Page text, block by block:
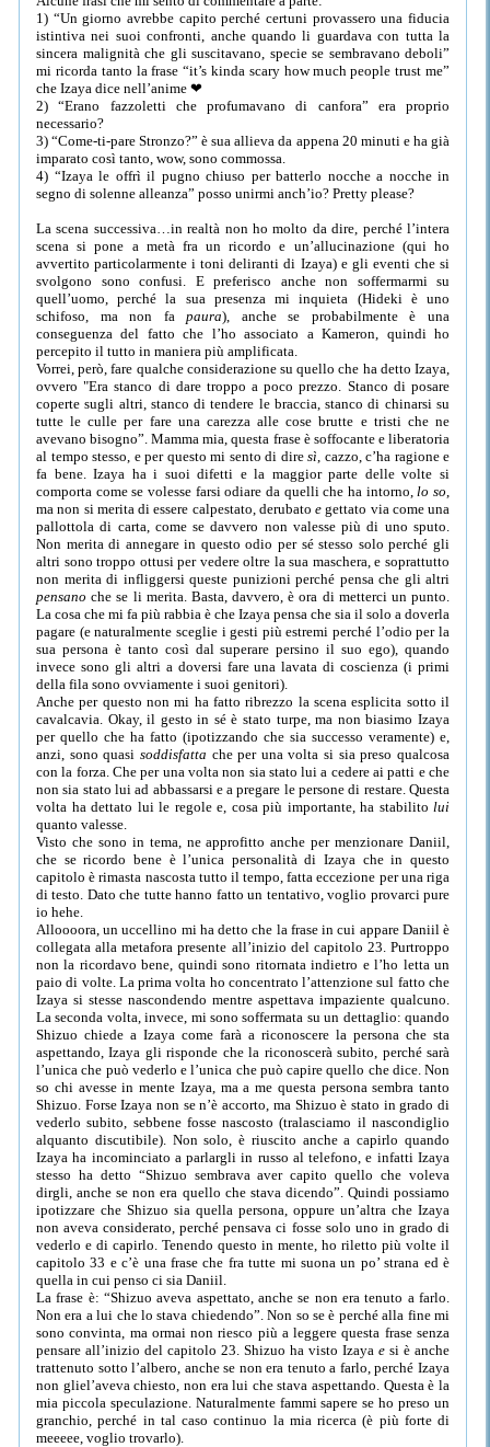
1) “Un giorno avrebbe capito perché certuni provassero una fiducia
istintiva nei suoi confronti, anche quando li guardava con tutta la
sincera malignità che gli suscitavano, specie se sembravano deboli”
mi ricorda tanto la frase “it’s kinda scary how much people trust me”
che Izaya dice nell’anime ❤
2) “Erano fazzoletti che profumavano di canfora” era proprio
necessario?
3) “Come-ti-pare Stronzo?” è sua allieva da appena 20 minuti e ha già
imparato così tanto, wow, sono commossa.
4) “Izaya le offrì il pugno chiuso per batterlo nocche a nocche in
segno di solenne alleanza” posso unirmi anch’io? Pretty please?
La scena successiva…in realtà non ho molto da dire, perché l’intera
scena si pone a metà fra un ricordo e un’allucinazione (qui ho
avvertito particolarmente i toni deliranti di Izaya) e gli eventi che si
svolgono sono confusi. E preferisco anche non soffermarmi su
quell’uomo, perché la sua presenza mi inquieta (Hideki è uno
schifoso, ma non fapaura), anche se probabilmente è una
conseguenza del fatto che l’ho associato a Kameron, quindi ho
percepito il tutto in maniera più amplificata.
Vorrei, però, fare qualche considerazione su quello che ha detto Izaya,
ovvero "Era stanco di dare troppo a poco prezzo. Stanco di posare
coperte sugli altri, stanco di tendere le braccia, stanco di chinarsi su
tutte le culle per fare una carezza alle cose brutte e tristi che ne
avevano bisogno”. Mamma mia, questa frase è soffocante e liberatoria
al tempo stesso, e per questo mi sento di dire sì , cazzo, c’ha ragione e
fa bene. Izaya ha i suoi difetti e la maggior parte delle volte si
comporta come se volesse farsi odiare da quelli che ha intorno, lo so
ma non si merita di essere calpestato, derubato e gettato via come una
pallottola di carta, come se davvero non valesse più di uno sputo.
Non merita di annegare in questo odio per sé stesso solo perché gli
altri sono troppo ottusi per vedere oltre la sua maschera, e soprattutto
non merita di infliggersi queste punizioni perché pensa che gli altri
pensano che se li merita. Basta, davvero, è ora di metterci un punto.
La cosa che mi fa più rabbia è che Izaya pensa che sia il solo a doverla
pagare (e naturalmente sceglie i gesti più estremi perché l’odio per la
sua persona è tanto così dal superare persino il suo ego), quando
invece sono gli altri a doversi fare una lavata di coscienza (i primi
della fila sono ovviamente i suoi genitori).
Anche per questo non mi ha fatto ribrezzo la scena esplicita sotto il
cavalcavia. Okay, il gesto in sé è stato turpe, ma non biasimo Izaya
per quello che ha fatto (ipotizzando che sia successo veramente) e,
anzi, sono quasi soddisfatta che per una volta si sia preso qualcosa
con la forza. Che per una volta non sia stato lui a cedere ai patti e che
non sia stato lui ad abbassarsi e a pregare le persone di restare. Questa
volta ha dettato lui le regole e, cosa più importante, ha stabilito lui
quanto valesse.
Visto che sono in tema, ne approfitto anche per menzionare Daniil,
che se ricordo bene è l’unica personalità di Izaya che in questo
capitolo è rimasta nascosta tutto il tempo, fatta eccezione per una riga
di testo. Dato che tutte hanno fatto un tentativo, voglio provarci pure
io hehe.
Alloooora, un uccellino mi ha detto che la frase in cui appare Daniil è
collegata alla metafora presente all’inizio del capitolo 23. Purtroppo
non la ricordavo bene, quindi sono ritornata indietro e l’ho letta un
paio di volte. La prima volta ho concentrato l’attenzione sul fatto che
Izaya si stesse nascondendo mentre aspettava impaziente qualcuno.
La seconda volta, invece, mi sono soffermata su un dettaglio: quando
Shizuo chiede a Izaya come farà a riconoscere la persona che sta
aspettando, Izaya gli risponde che la riconoscerà subito, perché sarà
l’unica che può vederlo e l’unica che può capire quello che dice. Non
so chi avesse in mente Izaya, ma a me questa persona sembra tanto
Shizuo. Forse Izaya non se n’è accorto, ma Shizuo è stato in grado di
vederlo subito, sebbene fosse nascosto (tralasciamo il nascondiglio
alquanto discutibile). Non solo, è riuscito anche a capirlo quando
Izaya ha incominciato a parlargli in russo al telefono, e infatti Izaya
stesso ha detto “Shizuo sembrava aver capito quello che voleva
dirgli, anche se non era quello che stava dicendo”. Quindi possiamo
ipotizzare che Shizuo sia quella persona, oppure un’altra che Izaya
non aveva considerato, perché pensava ci fosse solo uno in grado di
vederlo e di capirlo. Tenendo questo in mente, ho riletto più volte il
capitolo 33 e c’è una frase che fra tutte mi suona un po’ strana ed è
quella in cui penso ci sia Daniil.
La frase è: “Shizuo aveva aspettato, anche se non era tenuto a farlo.
Non era a lui che lo stava chiedendo”. Non so se è perché alla fine mi
sono convinta, ma ormai non riesco più a leggere questa frase senza
pensare all’inizio del capitolo 23. Shizuo ha visto Izaya e si è anche
trattenuto sotto l’albero, anche se non era tenuto a farlo, perché Izaya
non gliel’aveva chiesto, non era lui che stava aspettando. Questa è la
mia piccola speculazione. Naturalmente fammi sapere se ho preso un
granchio, perché in tal caso continuo la mia ricerca (è più forte di
meeeee, voglio trovarlo).